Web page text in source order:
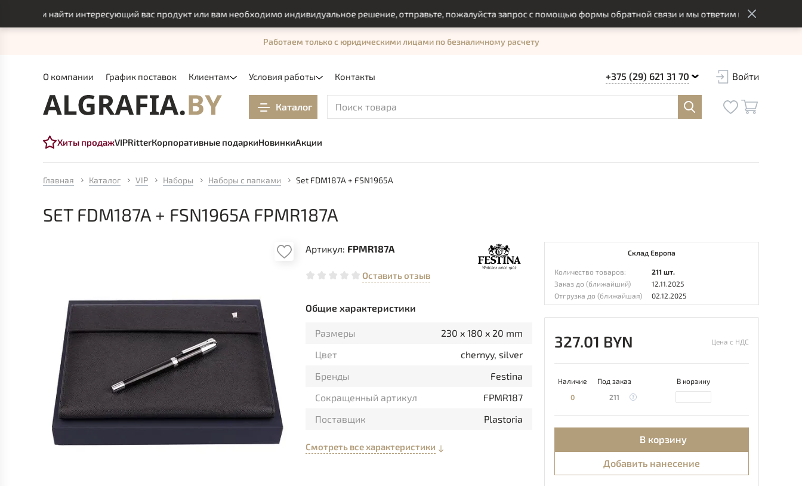
найти интересующий вас продукт или вам необходимо индивидуальное решение, отправьте, пожалуйста запрос с помощью формы обратной связи и мы ответим вам в оптимальный
О компании График поставок Клиентам Условия работы Контакты
Работаем только с юридическими лицами по безналичному расчету
+375 (29) 621 31 70 Войти
Каталог
Хиты продажVIPRitterКорпоративные подаркиНовинкиАкции
Главная Каталог VIP Наборы Наборы с папками Set FDM187A + FSN1965A
SET FDM187A + FSN1965A FPMR187A
Артикул: FPMR187A
Оставить отзыв
Общие характеристики
Размеры
230 x 180 x 20 mm
Цвет
chernyy, silver
Бренды
Festina
Сокращенный артикул
FPMR187
Поставщик
Plastoria
Смотреть все характеристики
Склад Европа
Количество товаров:
211 шт.
Заказ до (ближайший)
12.11.2025
Отгрузка до (ближайшая)
02.12.2025
327.01 BYN Цена с НДС
Наличие Под заказ
В корзину
0
211
В корзину
Добавить нанесение